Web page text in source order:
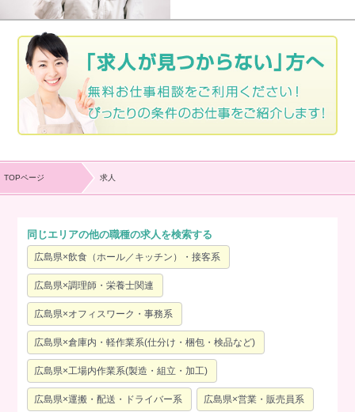
TOPページ 求人
同じエリアの他の職種の求人を検索する
広島県×飲食（ホール／キッチン）・接客系
広島県×調理師・栄養士関連
広島県×オフィスワーク・事務系
広島県×倉庫内・軽作業系(仕分け・梱包・検品など)
広島県×工場内作業系(製造・組立・加工)
広島県×運搬・配送・ドライバー系 広島県×営業・販売員系